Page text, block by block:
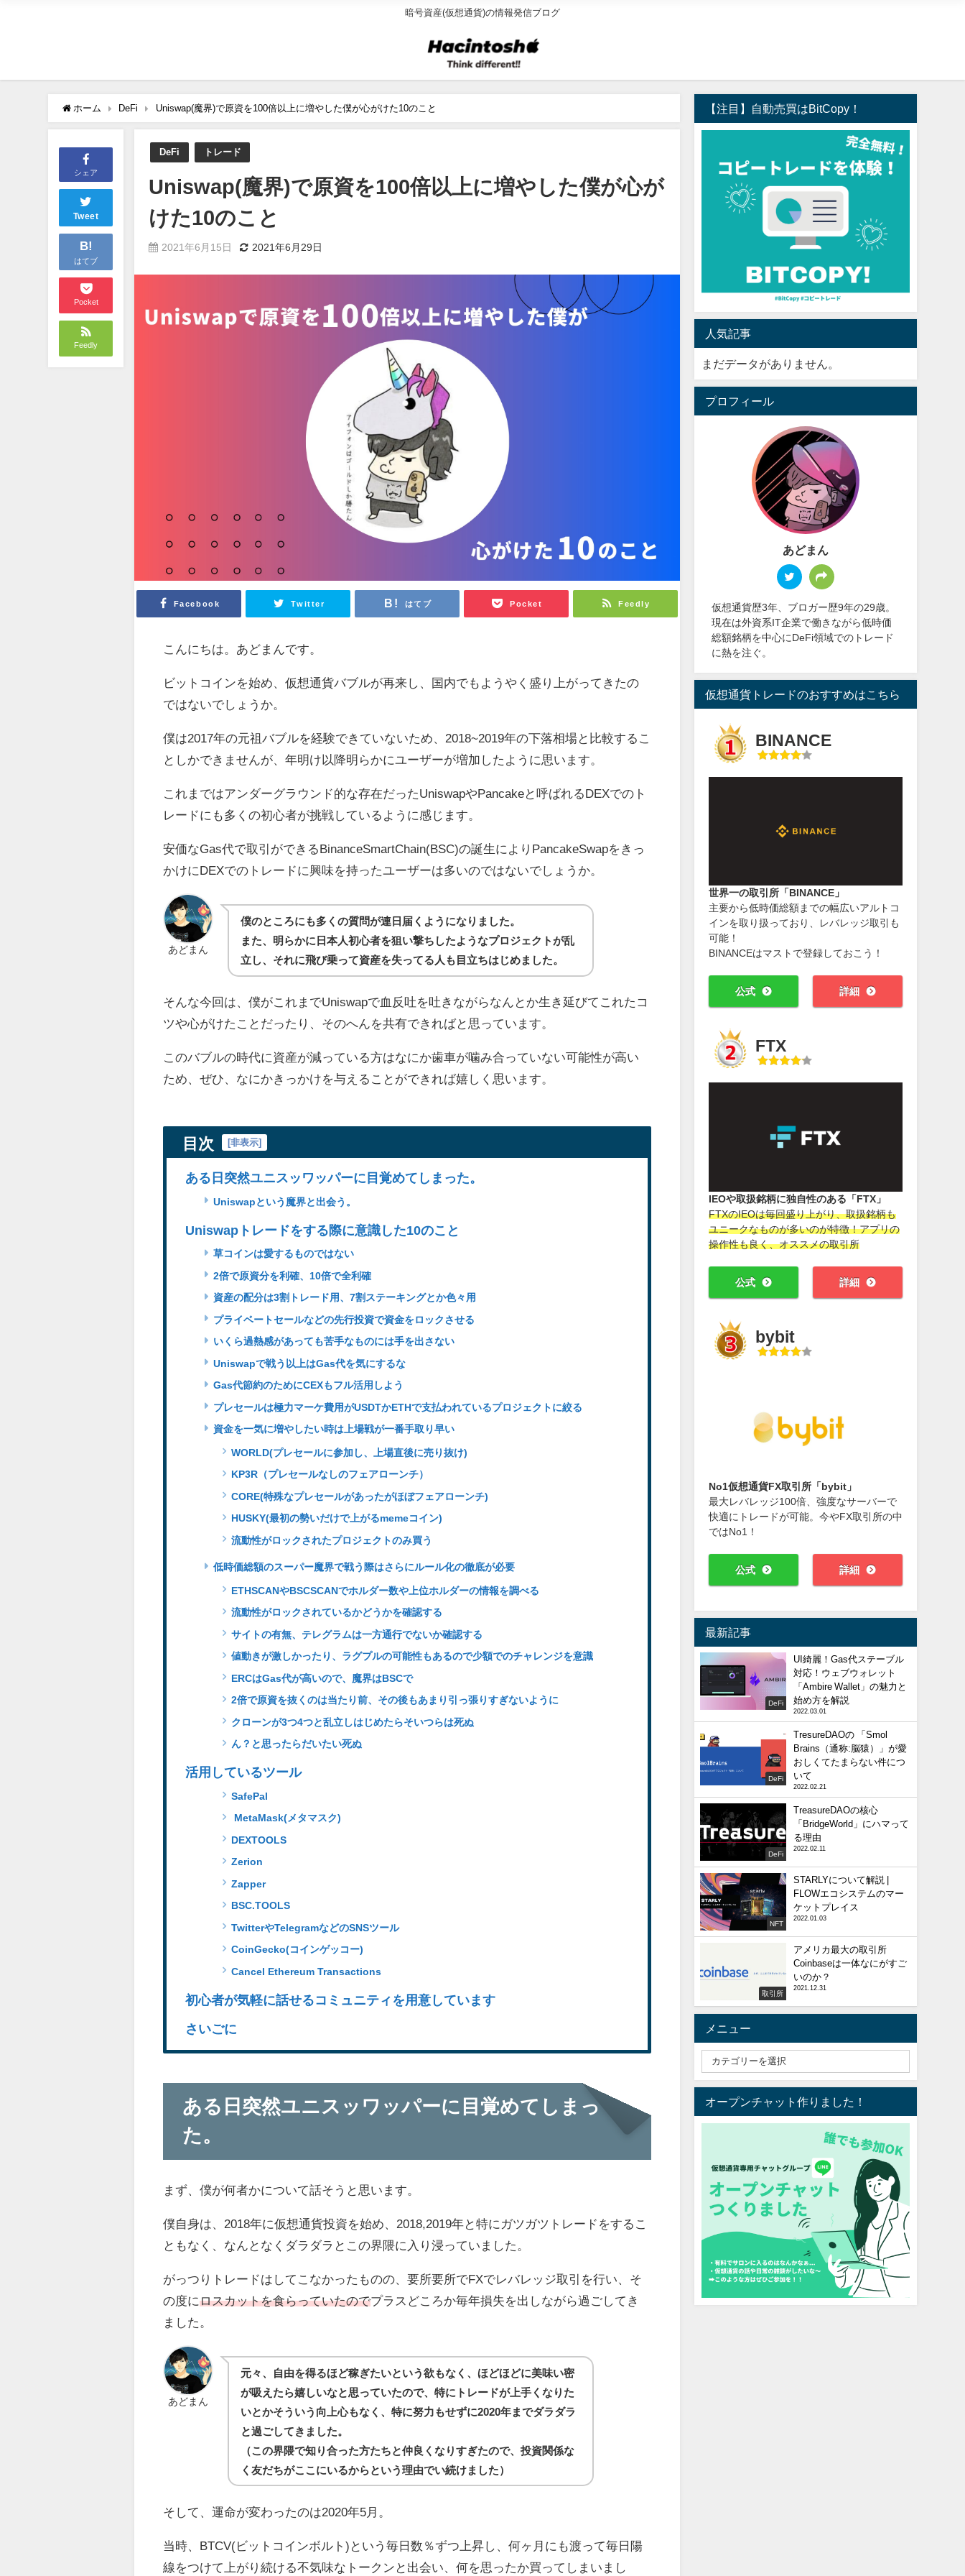
暗号資産(仮想通貨)の情報発信ブログ
ホーム DeFi Uniswap(魔界)で原資を100倍以上に増やした僕が心がけた10のこと
シェア
Tweet
B!
はてブ
Pocket
Feedly
DeFi トレード
Uniswap(魔界)で原資を100倍以上に増やした僕が心が
けた10のこと
2021年6月15日 2021年6月29日
Facebook Twitter はてブ Pocket Feedly
こんにちは。あどまんです。
ビットコインを始め、仮想通貨バブルが再来し、国内でもようやく盛り上がってきたの
ではないでしょうか。
僕は2017年の元祖バブルを経験できていないため、2018~2019年の下落相場と比較するこ
としかできませんが、年明け以降明らかにユーザーが増加したように思います。
これまではアンダーグラウンド的な存在だったUniswapやPancakeと呼ばれるDEXでのト
レードにも多くの初心者が挑戦しているように感じます。
安価なGas代で取引ができるBinanceSmartChain(BSC)の誕生によりPancakeSwapをきっ
かけにDEXでのトレードに興味を持ったユーザーは多いのではないでしょうか。
あどまん
僕のところにも多くの質問が連日届くようになりました。
また、明らかに日本人初心者を狙い撃ちしたようなプロジェクトが乱
立し、それに飛び乗って資産を失ってる人も目立ちはじめました。
そんな今回は、僕がこれまでUniswapで血反吐を吐きながらなんとか生き延びてこれたコ
ツや心がけたことだったり、そのへんを共有できればと思っています。
このバブルの時代に資産が減っている方はなにか歯車が噛み合っていない可能性が高い
ため、ぜひ、なにかきっかけを与えることができれば嬉しく思います。
目次 [非表示]
ある日突然ユニスッワッパーに目覚めてしまった。
Uniswapという魔界と出会う。
Uniswapトレードをする際に意識した10のこと
草コインは愛するものではない
2倍で原資分を利確、10倍で全利確
資産の配分は3割トレード用、7割ステーキングとか色々用
プライベートセールなどの先行投資で資金をロックさせる
いくら過熱感があっても苦手なものには手を出さない
Uniswapで戦う以上はGas代を気にするな
Gas代節約のためにCEXもフル活用しよう
プレセールは極力マーケ費用がUSDTかETHで支払われているプロジェクトに絞る
資金を一気に増やしたい時は上場戦が一番手取り早い
WORLD(プレセールに参加し、上場直後に売り抜け)
KP3R（プレセールなしのフェアローンチ）
CORE(特殊なプレセールがあったがほぼフェアローンチ)
HUSKY(最初の勢いだけで上がるmemeコイン)
流動性がロックされたプロジェクトのみ買う
低時価総額のスーパー魔界で戦う際はさらにルール化の徹底が必要
ETHSCANやBSCSCANでホルダー数や上位ホルダーの情報を調べる
流動性がロックされているかどうかを確認する
サイトの有無、テレグラムは一方通行でないか確認する
値動きが激しかったり、ラグプルの可能性もあるので少額でのチャレンジを意識
ERCはGas代が高いので、魔界はBSCで
2倍で原資を抜くのは当たり前、その後もあまり引っ張りすぎないように
クローンが3つ4つと乱立しはじめたらそいつらは死ぬ
ん？と思ったらだいたい死ぬ
活用しているツール
SafePal
MetaMask(メタマスク)
DEXTOOLS
Zerion
Zapper
BSC.TOOLS
TwitterやTelegramなどのSNSツール
CoinGecko(コインゲッコー)
Cancel Ethereum Transactions
初心者が気軽に話せるコミュニティを用意しています
さいごに
ある日突然ユニスッワッパーに目覚めてしまっ
た。
まず、僕が何者かについて話そうと思います。
僕自身は、2018年に仮想通貨投資を始め、2018,2019年と特にガツガツトレードをするこ
ともなく、なんとなくダラダラとこの界隈に入り浸っていました。
がっつりトレードはしてこなかったものの、要所要所でFXでレバレッジ取引を行い、そ
の度にロスカットを食らっていたのでプラスどころか毎年損失を出しながら過ごしてき
ました。
あどまん
元々、自由を得るほど稼ぎたいという欲もなく、ほどほどに美味い密
が吸えたら嬉しいなと思っていたので、特にトレードが上手くなりた
いとかそういう向上心もなく、特に努力もせずに2020年までダラダラ
と過ごしてきました。
（この界隈で知り合った方たちと仲良くなりすぎたので、投資関係な
く友だちがここにいるからという理由でい続けました）
そして、運命が変わったのは2020年5月。
当時、BTCV(ビットコインボルト)という毎日数％ずつ上昇し、何ヶ月にも渡って毎日陽
線をつけて上がり続ける不気味なトークンと出会い、何を思ったか買ってしまいまし
【注目】自動売買はBitCopy！
人気記事
まだデータがありません。
プロフィール
あどまん
仮想通貨歴3年、ブロガー歴9年の29歳。
現在は外資系IT企業で働きながら低時価
総額銘柄を中心にDeFi領域でのトレード
に熱を注ぐ。
仮想通貨トレードのおすすめはこちら
BINANCE
世界一の取引所「BINANCE」
主要から低時価総額までの幅広いアルトコ
インを取り扱っており、レバレッジ取引も
可能！
BINANCEはマストで登録しておこう！
公式 詳細
FTX
IEOや取扱銘柄に独自性のある「FTX」
FTXのIEOは毎回盛り上がり、取扱銘柄も
ユニークなものが多いのが特徴！アプリの
操作性も良く、オススメの取引所
公式 詳細
bybit
No1仮想通貨FX取引所「bybit」
最大レバレッジ100倍、強度なサーバーで
快適にトレードが可能。今やFX取引所の中
ではNo1！
公式 詳細
最新記事
DeFi
UI綺麗！Gas代ステーブル
対応！ウェブウォレット
「Ambire Wallet」の魅力と
始め方を解説
2022.03.01
DeFi
TresureDAOの 「Smol
Brains（通称:脳猿）」が愛
おしくてたまらない件につ
いて
2022.02.21
DeFi
TreasureDAOの核心
「BridgeWorld」にハマって
る理由
2022.02.11
NFT
STARLYについて解説 |
FLOWエコシステムのマー
ケットプレイス
2022.01.03
取引所
アメリカ最大の取引所
Coinbaseは一体なにがすご
いのか？
2021.12.31
メニュー
オープンチャット作りました！